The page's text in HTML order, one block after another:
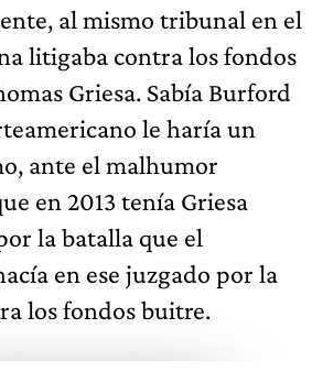
al mismo tribunal en el
litigaba contra los fondos
Griesa. Sabía Burford
le haría un
ante el malhumor
en 2013 tenía Griesa
la batalla que el
en ese juzgado por la
los fondos buitre.